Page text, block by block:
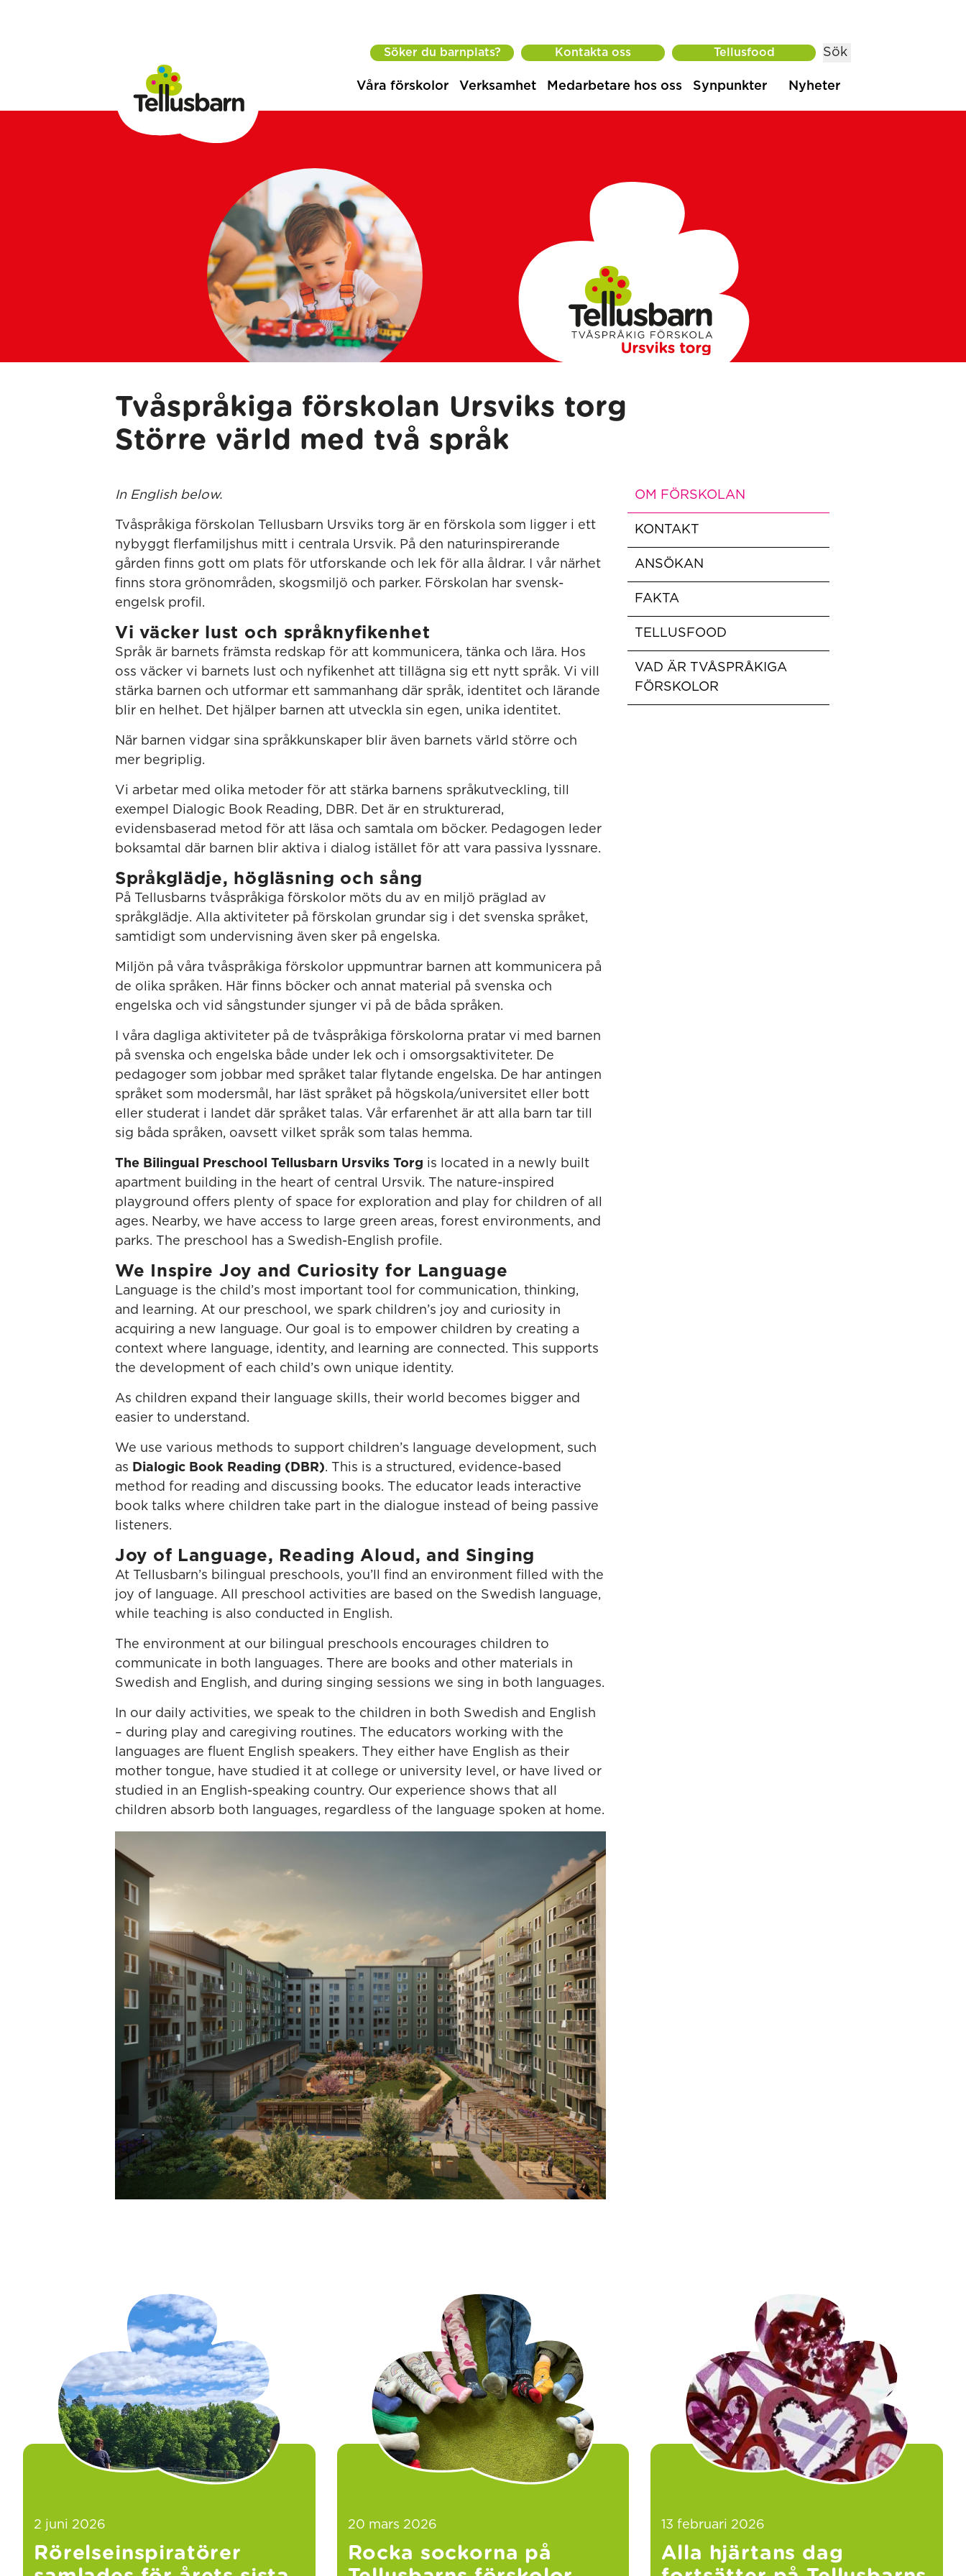
Söker du barnplats? Kontakta oss Tellusfood Sök
Våra förskolor Verksamhet Medarbetare hos oss Synpunkter Nyheter
Tvåspråkiga förskolan Ursviks torg
Större värld med två språk
In English below.
Tvåspråkiga förskolan Tellusbarn Ursviks torg är en förskola som ligger i ett
nybyggt flerfamiljshus mitt i centrala Ursvik. På den naturinspirerande
gården finns gott om plats för utforskande och lek för alla åldrar. I vår närhet
finns stora grönområden, skogsmiljö och parker. Förskolan har svensk-
engelsk profil.
Vi väcker lust och språknyfikenhet
Språk är barnets främsta redskap för att kommunicera, tänka och lära. Hos
oss väcker vi barnets lust och nyfikenhet att tillägna sig ett nytt språk. Vi vill
stärka barnen och utformar ett sammanhang där språk, identitet och lärande
blir en helhet. Det hjälper barnen att utveckla sin egen, unika identitet.
När barnen vidgar sina språkkunskaper blir även barnets värld större och
mer begriplig.
Vi arbetar med olika metoder för att stärka barnens språkutveckling, till
exempel Dialogic Book Reading, DBR. Det är en strukturerad,
evidensbaserad metod för att läsa och samtala om böcker. Pedagogen leder
boksamtal där barnen blir aktiva i dialog istället för att vara passiva lyssnare.
Språkglädje, högläsning och sång
På Tellusbarns tvåspråkiga förskolor möts du av en miljö präglad av
språkglädje. Alla aktiviteter på förskolan grundar sig i det svenska språket,
samtidigt som undervisning även sker på engelska.
Miljön på våra tvåspråkiga förskolor uppmuntrar barnen att kommunicera på
de olika språken. Här finns böcker och annat material på svenska och
engelska och vid sångstunder sjunger vi på de båda språken.
I våra dagliga aktiviteter på de tvåspråkiga förskolorna pratar vi med barnen
på svenska och engelska både under lek och i omsorgsaktiviteter. De
pedagoger som jobbar med språket talar flytande engelska. De har antingen
språket som modersmål, har läst språket på högskola/universitet eller bott
eller studerat i landet där språket talas. Vår erfarenhet är att alla barn tar till
sig båda språken, oavsett vilket språk som talas hemma.
The Bilingual Preschool Tellusbarn Ursviks Torg is located in a newly built
apartment building in the heart of central Ursvik. The nature-inspired
playground offers plenty of space for exploration and play for children of all
ages. Nearby, we have access to large green areas, forest environments, and
parks. The preschool has a Swedish-English profile.
We Inspire Joy and Curiosity for Language
Language is the child’s most important tool for communication, thinking,
and learning. At our preschool, we spark children’s joy and curiosity in
acquiring a new language. Our goal is to empower children by creating a
context where language, identity, and learning are connected. This supports
the development of each child’s own unique identity.
As children expand their language skills, their world becomes bigger and
easier to understand.
We use various methods to support children’s language development, such
as Dialogic Book Reading (DBR). This is a structured, evidence-based
method for reading and discussing books. The educator leads interactive
book talks where children take part in the dialogue instead of being passive
listeners.
Joy of Language, Reading Aloud, and Singing
At Tellusbarn’s bilingual preschools, you’ll find an environment filled with the
joy of language. All preschool activities are based on the Swedish language,
while teaching is also conducted in English.
The environment at our bilingual preschools encourages children to
communicate in both languages. There are books and other materials in
Swedish and English, and during singing sessions we sing in both languages.
In our daily activities, we speak to the children in both Swedish and English
– during play and caregiving routines. The educators working with the
languages are fluent English speakers. They either have English as their
mother tongue, have studied it at college or university level, or have lived or
studied in an English-speaking country. Our experience shows that all
children absorb both languages, regardless of the language spoken at home.
OM FÖRSKOLAN
KONTAKT
ANSÖKAN
FAKTA
TELLUSFOOD
VAD ÄR TVÅSPRÅKIGA
FÖRSKOLOR
2 juni 2026
Rörelseinspiratörer
20 mars 2026
Rocka sockorna på
13 februari 2026
Alla hjärtans dag